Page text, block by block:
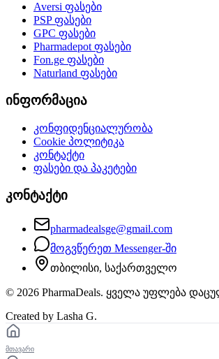
Aversi ფასები
PSPფასები
GPC ფასები
Pharmadepotფასები
Fon.ge ფასები
Naturland ფასები
ინფორმაცია
კონფიდენციალურობა
Cookie პოლიტიკა
კონტაქტი
ფასები და პაკეტები
კონტაქტი
pharmadealsge@gmail.com
მოგვწერეთ Messenger-ში
თბილისი, საქართველო
© 2026 PharmaDeals. ყველა უფლება
Created by Lasha G.
მთავარი